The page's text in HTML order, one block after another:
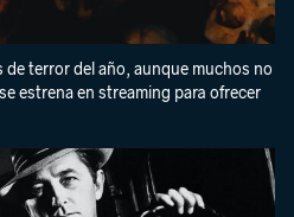
de terror del año, aunque muchos no
estrena en streaming para ofrecer